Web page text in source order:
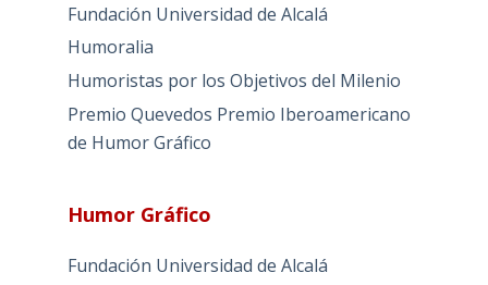
Fundación Universidad de Alcalá
Humoralia
Humoristas por los Objetivos del Milenio
Premio Quevedos Premio Iberoamericano
de Humor Gráfico
Humor Gráfico
Fundación Universidad de Alcalá